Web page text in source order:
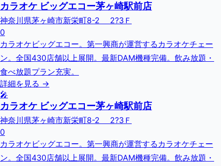
カラオケ ビッグエコー茅ヶ崎駅前店
神奈川県茅ヶ崎市新栄町8-2 2?3Ｆ
0
カラオケビッグエコー。第一興商が運営するカラオケチェー
ン。全国430店舗以上展開。最新DAM機種完備。飲み放題・
食べ放題プラン充実。
詳細を見る →
🎤
カラオケ ビッグエコー茅ヶ崎駅前店
神奈川県茅ヶ崎市新栄町8-2 2?3Ｆ
0
カラオケビッグエコー。第一興商が運営するカラオケチェー
ン。全国430店舗以上展開。最新DAM機種完備。飲み放題・